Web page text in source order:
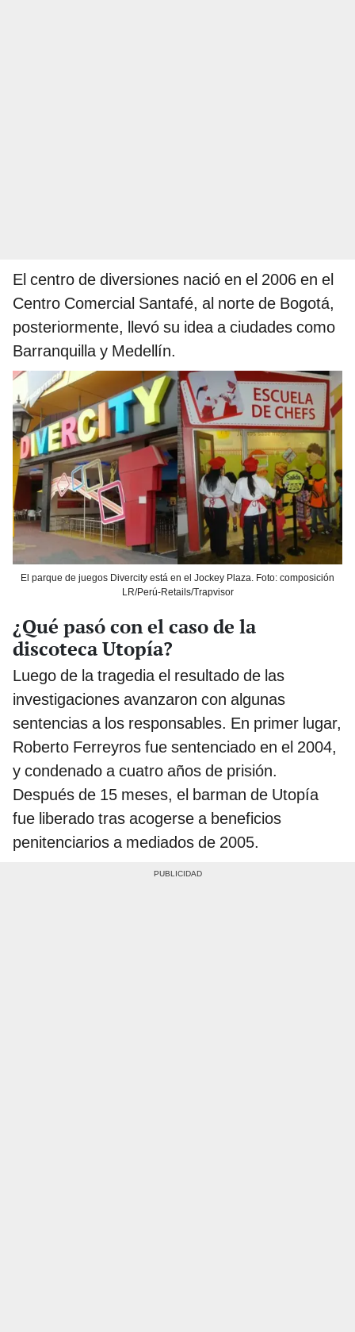
El centro de diversiones nació en el 2006 en el
Centro Comercial Santafé, al norte de Bogotá,
posteriormente, llevó su idea a ciudades como
Barranquilla y Medellín.
El parque de juegos Divercity está en el Jockey Plaza. Foto: composición
LR/Perú-Retails/Trapvisor
¿Qué pasó con el caso de la
discoteca Utopía?
Luego de la tragedia el resultado de las
investigaciones avanzaron con algunas
sentencias a los responsables. En primer lugar,
Roberto Ferreyros fue sentenciado en el 2004,
y condenado a cuatro años de prisión.
Después de 15 meses, el barman de Utopía
fue liberado tras acogerse a beneficios
penitenciarios a mediados de 2005.